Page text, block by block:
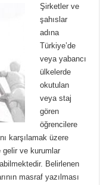
Şirketler ve
şahıslar
adına
Türkiye’de
veya yabancı
ülkelerde
okutulan
veya staj
gören
öğrencilere
karşılamak üzere
gelir ve kurumlar
Belirlenen
masraf yazılması